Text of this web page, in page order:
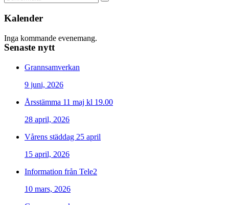
Kalender
Inga kommande evenemang.
Senaste nytt
Grannsamverkan
9 juni, 2026
Årsstämma 11 maj kl 19.00
28 april, 2026
Vårens städdag 25 april
15 april, 2026
Information från Tele2
10 mars, 2026